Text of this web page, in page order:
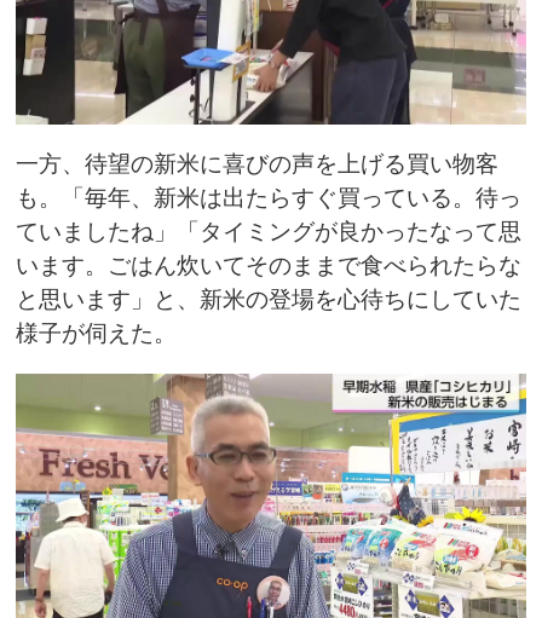
一方、待望の新米に喜びの声を上げる買い物客
も。「毎年、新米は出たらすぐ買っている。待っ
ていましたね」「タイミングが良かったなって思
います。ごはん炊いてそのままで食べられたらな
と思います」と、新米の登場を心待ちにしていた
様子が伺えた。